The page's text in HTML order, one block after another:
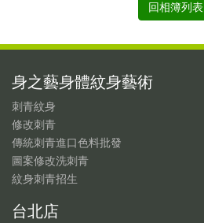
回相簿列表
身之藝身體紋身藝術
刺青紋身
修改刺青
傳統刺青進口色料批發
圖案修改洗刺青
紋身刺青招生
台北店